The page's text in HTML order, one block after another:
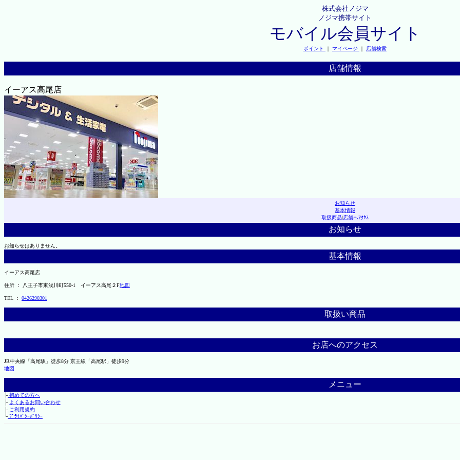
株式会社ノジマ
ノジマ携帯サイト
モバイル会員サイト
ポイント ｜ マイページ ｜ 店舗検索
店舗情報
イーアス高尾店
お知らせ
基本情報
取扱商品|店舗へｱｸｾｽ
お知らせ
お知らせはありません。
基本情報
イーアス高尾店
住所 ： 八王子市東浅川町550-1 イーアス高尾２F地図
TEL ： 0426290301
取扱い商品
お店へのアクセス
JR中央線「高尾駅」徒歩8分 京王線「高尾駅」徒歩9分
地図
メニュー
├初めての方へ
├ よくあるお問い合わせ
├ご利用規約
└ﾌﾟﾗｲﾊﾞｼｰﾎﾟﾘｼｰ